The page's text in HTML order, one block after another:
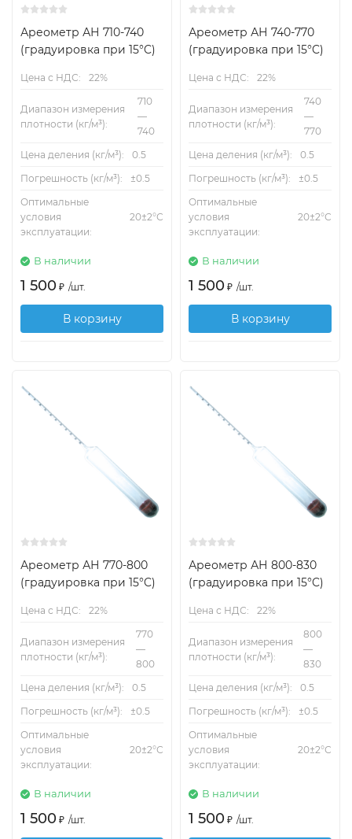
Ареометр АН 710-740
(градуировка при 15°C)
Цена с НДС: 22%
Диапазон измерения
плотности (кг/м³):
710
—
740
Цена деления (кг/м³):
0.5
Погрешность (кг/м³):
±0.5
Оптимальные
условия
эксплуатации:
20±2°С
В наличии
1 500 ₽ /шт.
В корзину
Ареометр АН 740-770
(градуировка при 15°C)
Цена с НДС: 22%
Диапазон измерения
плотности (кг/м³):
740
—
770
Цена деления (кг/м³):
0.5
Погрешность (кг/м³):
±0.5
Оптимальные
условия
эксплуатации:
20±2°С
В наличии
1 500 ₽ /шт.
В корзину
Ареометр АН 770-800
(градуировка при 15°C)
Цена с НДС: 22%
Диапазон измерения
плотности (кг/м³):
770
—
800
Цена деления (кг/м³):
0.5
Погрешность (кг/м³):
±0.5
Оптимальные
условия
эксплуатации:
20±2°С
В наличии
1 500 ₽ /шт.
Ареометр АН 800-830
(градуировка при 15°C)
Цена с НДС: 22%
Диапазон измерения
плотности (кг/м³):
800
—
830
Цена деления (кг/м³):
0.5
Погрешность (кг/м³):
±0.5
Оптимальные
условия
эксплуатации:
20±2°С
В наличии
1 500 ₽ /шт.